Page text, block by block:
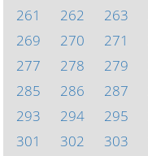
261
262 263
269
270 271
277
278 279
285
286 287
293
294 295
301
302 303